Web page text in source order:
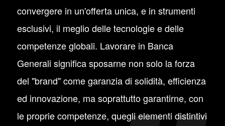
convergere in un'offerta unica, e in strumenti
esclusivi, il meglio delle tecnologie e delle
competenze globali. Lavorare in Banca
Generali significa sposarne non solo la forza
del "brand" come garanzia di solidità, efficienza
ed innovazione, ma soprattutto garantirne, con
le proprie competenze, quegli elementi distintivi